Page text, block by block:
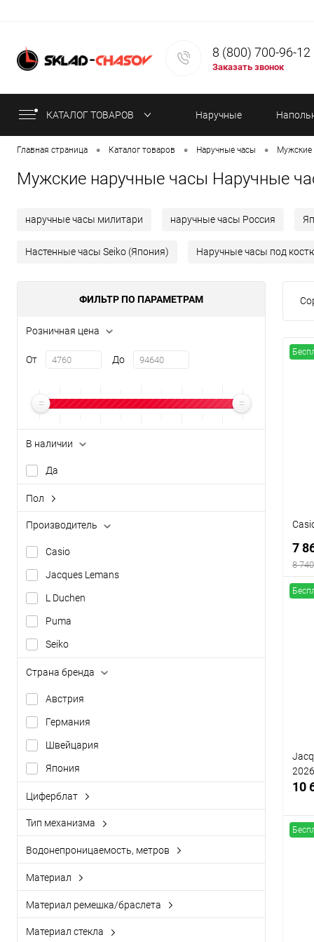
8 (800) 700-96-12
Заказать звонок
КАТАЛОГ ТОВАРОВ Наручные
часы часы
Главная страница • Каталог товаров • Наручные часы • Мужские
Мужские наручные часы Наручные
наручные часы милитари наручные часы Россия
Настенные часы Seiko (Япония) Наручные часы под
ФИЛЬТР ПО ПАРАМЕТРАМ
Розничная цена
От До
В наличии
Да
Пол
женский
Производитель
Casio
Jacques Lemans
L Duchen
Puma
Seiko
Страна бренда
Австрия
Германия
Швейцария
Япония
Циферблат
аналоговый (стрелки)
аналоговый + цифровой
цифровой (электронный)
Тип механизма
кварцевый
механический
Водонепроницаемость, метров
WR30 (3 атм)
WR100 (10 атм)
WR200 (20 атм)
Материал
IP покрытие
керамика
Материал ремешка/браслета
каучук
Материал стекла
7
8
10